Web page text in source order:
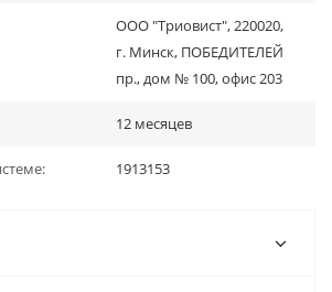
ООО "Триовист", 220020,
г. Минск, ПОБЕДИТЕЛЕЙ
пр., дом № 100, офис 203
12 месяцев
1913153